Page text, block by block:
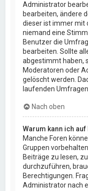
Administrator
bearbeiten, ändere
dieser ist immer mit
niemand eine
Benutzer die
bearbeiten. Sollte
abgestimmt haben,
Moderatoren oder
gelöscht werden.
laufenden
Nach oben
Warum kann ich
Manche Foren
Gruppen
Beiträge zu lesen,
durchzuführen,
Berechtigungen.
Administrator nach